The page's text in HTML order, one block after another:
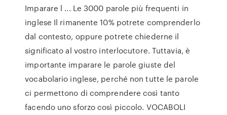
Imparare l ... Le 3000 parole più frequenti in
inglese Il rimanente 10% potrete comprenderlo
dal contesto, oppure potrete chiederne il
significato al vostro interlocutore. Tuttavia, è
importante imparare le parole giuste del
vocabolario inglese, perché non tutte le parole
ci permettono di comprendere così tanto
facendo uno sforzo così piccolo. VOCABOLI